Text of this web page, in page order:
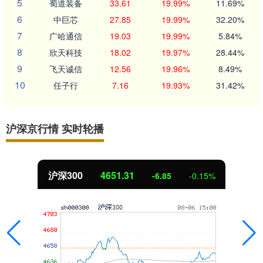
蜀道装备 33.61 19.99% 11.69%
6 中巨芯 27.85 19.99% 32.20%
7 广哈通信 19.03 19.99% 5.84%
8 欣天科技 18.02 19.97% 28.44%
9 飞天诚信 12.56 19.96% 8.49%
10 任子行 7.16 19.93% 31.42%
沪深京行情 实时轮播
沪深300 4651.31 -6.85 -0.15%